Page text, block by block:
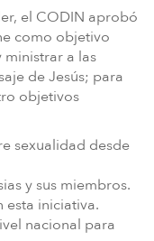
el CODIN aprobó
como objetivo
ministrar a las
de Jesús; para
objetivos
sexualidad desde
y sus miembros.
iniciativa.
nacional para